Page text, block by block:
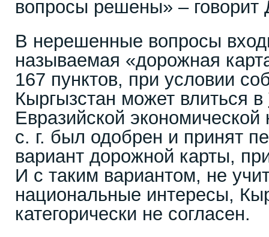
вопросы решены» – говорит
В нерешенные вопросы
называемая «дорожная
167 пунктов, при условии
Кыргызстан может влиться в
Евразийской
с. г. был одобрен и принят
вариант дорожной карты,
И с таким вариантом, не
национальные интересы,
категорически не согласен.